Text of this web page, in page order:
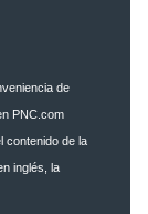
de
PNC.com
contenido de la
inglés, la